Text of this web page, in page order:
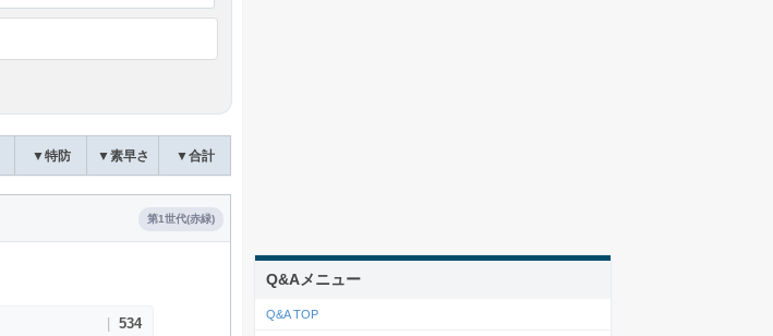
▼特防 ▼素早さ ▼合計
第1世代(赤緑)
534
Q&Aメニュー
Q&A TOP